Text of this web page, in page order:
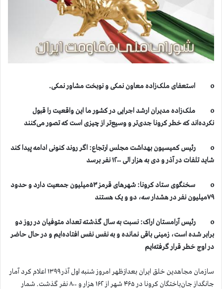
o استعفای ملک‌زاده معاون نمکی و نوبخت مشاور نمکی.
o ملک‌زاده مدیران ارشد اجرایی در کشور ما این واقعیت را قبول
نکرده‌اند که خطر کرونا جدی‌تر و وسیع‌تر از چیزی است که تصور می‌کنند
o رئیس کمیسیون بهداشت مجلس ارتجاع: اگر روند کنونی ادامه پیدا کند
شاید تلفات در آذر و دی به هزار الی ۱۲۰۰ نفر برسد
o سخنگوی ستاد کرونا: شهرهای قرمز ۵۳میلیون جمعیت دارد و حدود
۷۹میلیون نفر در هشدار سه، دو و یک هستند
o رئیس آرامستان اراک: نسبت به سال گذشته تعداد متوفیان در روز دو
برابر شده است، زمینی باقی نمانده و به نفس نفس افتاده‌ایم و در حال حاضر
در اوج خطر قرار گرفته‌ایم
سازمان مجاهدین خلق ایران بعدازظهر امروز شنبه اول آذر ۱۳۹۹ اعلام کرد آمار
جانگداز جان‌باختگان کرونا در ۴۶۵ شهر از ۱۶۲ هزار و ۸۰۰ نفر گذشت. شمار